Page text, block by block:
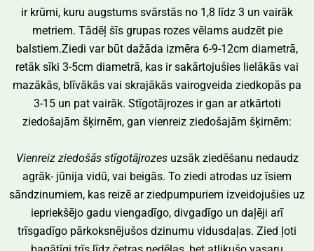
ir krūmi, kuru augstums svārstās no 1,8 līdz 3 un vairāk
metriem. Tādēļ šīs grupas rozes vēlams audzēt pie
balstiem.Ziedi var būt dažāda izmēra 6-9-12cm diametrā,
retāk sīki 3-5cm diametrā, kas ir sakārtojušies lielākās vai
mazākās, blīvākās vai skrajākās vairogveida ziedkopās pa
3-15 un pat vairāk. Stīgotājrozes ir gan ar atkārtoti
ziedošajām šķirnēm, gan vienreiz ziedošajām šķirnēm:
Vienreiz ziedošās stīgotājrozes uzsāk ziedēšanu nedaudz
agrāk- jūnija vidū, vai beigās. To ziedi atrodas uz īsiem
sāndzinumiem, kas reizē ar ziedpumpuriem izveidojušies uz
iepriekšējo gadu viengadīgo, divgadīgo un daļēji arī
trīsgadīgo pārkoksnējušos dzinumu vidusdaļas. Zied ļoti